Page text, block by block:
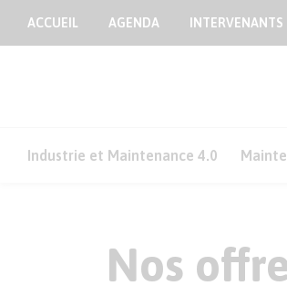
ACCUEIL AGENDA INTERVENANTS
Industrie et Maintenance 4.0
Nos